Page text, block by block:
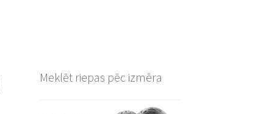
Meklēt riepas pēc izmēra